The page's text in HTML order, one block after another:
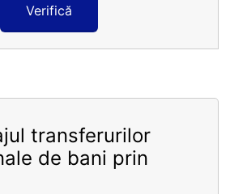
Verifică
transferurilor
de bani prin